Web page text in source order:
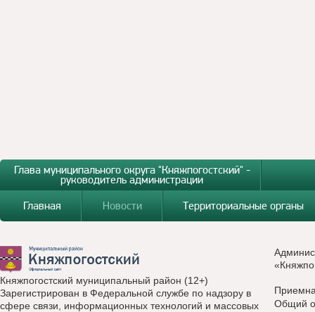
Глава муниципального округа "Княжпогостский" -
руководитель администрации
Главная
Новости Территориальные органы
Княжпогостский муниципальный район (12+)
Зарегистрирован в Федеральной службе по надзору в
сфере связи, информационных технологий и массовых
Общий